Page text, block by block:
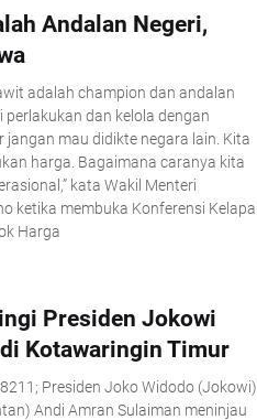
Andalan Negeri,
adalah champion dan andalan
perlakukan dan kelola dengan
jangan mau didikte negara lain. Kita
harga. Bagaimana caranya kita
kata Wakil Menteri
ketika membuka Konferensi Kelapa
Harga
Presiden Jokowi
Kotawaringin Timur
Presiden Joko Widodo (Jokowi)
Andi Amran Sulaiman meninjau